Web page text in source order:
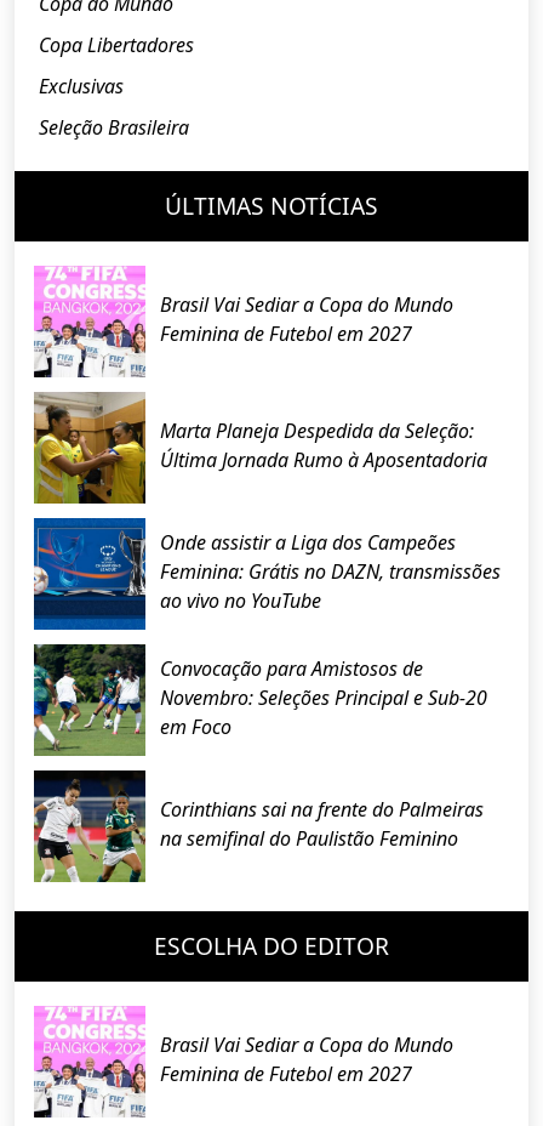
Copa Libertadores
Exclusivas
Seleção Brasileira
ÚLTIMAS NOTÍCIAS
Brasil Vai Sediar a Copa do Mundo
Feminina de Futebol em 2027
Marta Planeja Despedida da Seleção:
Última Jornada Rumo à Aposentadoria
Onde assistir a Liga dos Campeões
Feminina: Grátis no DAZN, transmissões
ao vivo no YouTube
Convocação para Amistosos de
Novembro: Seleções Principal e Sub-20
em Foco
Corinthians sai na frente do Palmeiras
na semifinal do Paulistão Feminino
ESCOLHA DO EDITOR
Brasil Vai Sediar a Copa do Mundo
Feminina de Futebol em 2027